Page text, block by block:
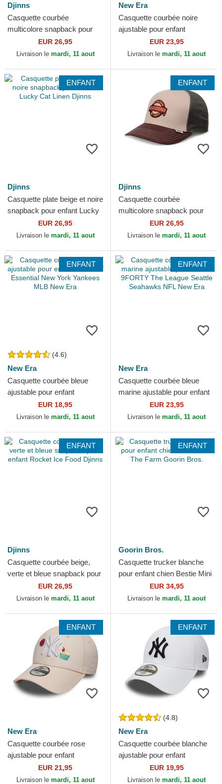
Djinns
Casquette courbée
multicolore snapback pour
enfant Food Tomato Soup
Djinns
EUR 26,95
Livraison le mardi, 11 aout
New Era
Casquette courbée noire
ajustable pour enfant
9FORTY Space All Over
Print New Era
EUR 23,95
Livraison le mardi, 11 aout
ENFANT
Djinns
Casquette plate beige et noire
snapback pour enfant Lucky
Cat Linen Djinns
EUR 26,95
Livraison le mardi, 11 aout
ENFANT
Djinns
Casquette courbée
multicolore snapback pour
enfant Food Bacon Basic
Djinns
EUR 26,95
Livraison le mardi, 11 aout
ENFANT
(4.6)
New Era
Casquette courbée bleue
ajustable pour enfant
9FORTY Essential New York
Yankees MLB New Era
EUR 18,95
Livraison le mardi, 11 aout
ENFANT
New Era
Casquette courbée bleue
marine ajustable pour enfant
9FORTY The League Seattle
Seahawks NFL New Era
EUR 23,95
Livraison le mardi, 11 aout
ENFANT
Djinns
Casquette courbée beige,
verte et bleue snapback pour
enfant Rocket Ice Food
Djinns
EUR 26,95
Livraison le mardi, 11 aout
ENFANT
Goorin Bros.
Casquette trucker blanche
pour enfant chien Bestie Mini
The Farm Goorin Bros.
EUR 34,95
Livraison le mardi, 11 aout
ENFANT
New Era
Casquette courbée rose
ajustable pour enfant
9FORTY Food Icon Cupcake
New York Yankees MLB
EUR 21,95
Livraison le mardi, 11 aout
ENFANT
(4.8)
New Era
Casquette courbée blanche
ajustable pour enfant
9FORTY League Essential
New York Yankees MLB New
EUR 19,95
Livraison le mardi, 11 aout